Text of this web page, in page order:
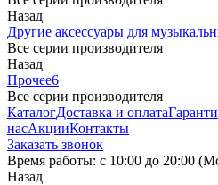
Назад
Другие аксессуары для
Все серии производителя
Назад
Прочее6
Все серии производителя
КаталогДоставка и оплата
насАкцииКонтакты
Заказать звонок
Время работы: с 10:00 до 20:00
Назад